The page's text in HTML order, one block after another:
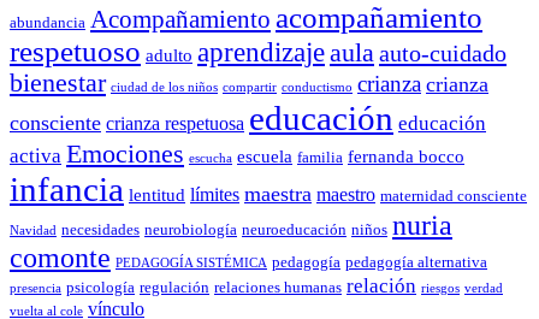
abundancia Acompañamiento acompañamiento
respetuoso adulto aprendizajeaulaauto-cuidado
bienestar ciudad de los niños compartir conductismo crianza crianza
consciente crianza respetuosa educación educación
activa Emociones escucha escuela familia fernanda bocco
infancia lentitud límites maestra maestro maternidad consciente
Navidad necesidades neurobiología neuroeducación niños nuria
comonte PEDAGOGÍA SISTÉMICA pedagogía pedagogía alternativa
presencia psicología regulación relaciones humanas relación riesgos verdad
vuelta al cole vínculo